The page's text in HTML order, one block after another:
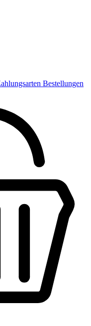
Bestellungen